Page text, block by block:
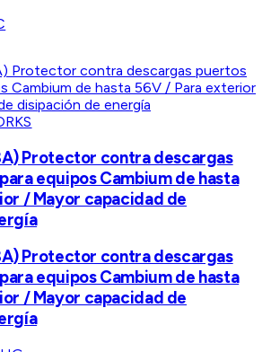
Protector contra descargas
equipos Cambium de hasta
/ Mayor capacidad de
Protector contra descargas
equipos Cambium de hasta
/ Mayor capacidad de